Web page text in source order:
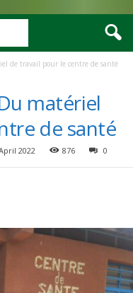
de travail pour le centre de santé
matériel
de santé
2022 876 0